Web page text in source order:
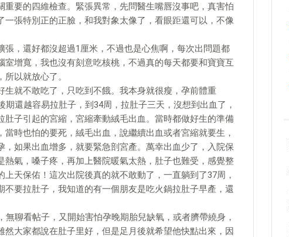
要的四維檢查。緊張異常，先問醫生嘴唇沒事吧，真害怕
張特別正的正臉，和我對象太像了，看眼距還可以，不像
，還好都沒超過1厘米，不過也是心焦啊，每次出問題都
增寬，我也沒有刻意吃核桃，不過真的每天都要和寶寶互
以就放心了。
就不敢吃了，只吃到不餓。我本身就很瘦，孕前體重
還越容易拉肚子，到34周，拉肚子三天，沒想到出血了，
子引起的宮縮，宮縮牽動絨毛出血。當時都做好生的準備
時也怕的要死，絨毛出血，說繼續出血或者宮縮就要生，
如果出血增多，就要緊急剖宮產。萬幸出血少了，入院保
氣，嗓子疼，再加上醫院暖氣太熱，肚子也難受，感覺整
天保佑！這次出院後真的就不敢動了，一直躺到了37周，
要拉肚子，我知道的有一個朋友是吃火鍋拉肚子早產，還
聊看帖子，又開始害怕孕晚期胎兒缺氧，或者臍帶繞身，
大家都說在肚子里好，但是足月後就希望他快點出來，因